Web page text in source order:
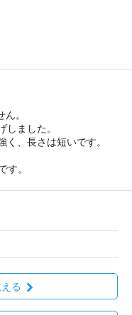
。
ました。
、長さは短いです。
す。
る